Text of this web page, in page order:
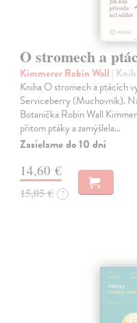
O stromech a
Kimmerer Robin Wall |
Kniha O stromech a ptácích
Serviceberry (Muchovník).
Botanička Robin Wall
přitom ptáky a zamýšlela…
Zasielame do 10 dní
14,60 €
15,05 € ?